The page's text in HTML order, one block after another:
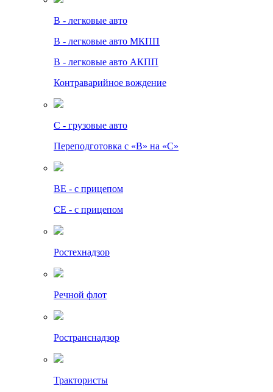
B - легковые авто
B - легковые авто МКПП
B - легковые авто АКПП
Контраварийное вождение
C - грузовые авто
Переподготовка с «В» на «С»
BE - с прицепом
СЕ - с прицепом
Ростехнадзор
Речной флот
Ространснадзор
Трактористы